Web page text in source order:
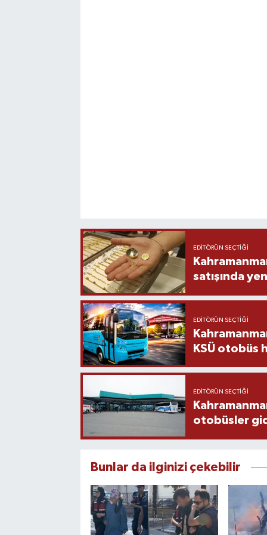
EDITÖRÜN SEÇTIĞI
satışında
EDITÖRÜN SEÇTIĞI
KSÜ otobüs
EDITÖRÜN SEÇTIĞI
otobüsler
Bunlar da ilginizi çekebilir